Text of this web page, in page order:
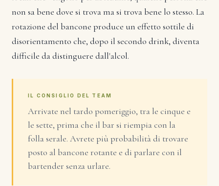
non sa bene dove si trova ma si trova bene lo stesso. La
rotazione del bancone produce un effetto sottile di
disorientamento che, dopo il secondo drink, diventa
difficile da distinguere dall'alcol.
IL CONSIGLIO DEL TEAM
Arrivate nel tardo pomeriggio, tra le cinque e
le sette, prima che il bar si riempia con la
folla serale. Avrete più probabilità di trovare
posto al bancone rotante e di parlare con il
bartender senza urlare.